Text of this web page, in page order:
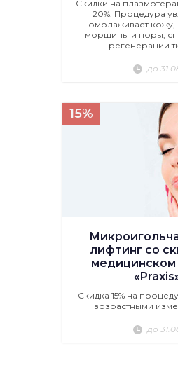
Скидки на
20%. Процедура
омолаживает кожу,
морщины и поры,
регенерации
до
15%
лифтинг со
медицинском
Скидка 15% на
возрастными
до